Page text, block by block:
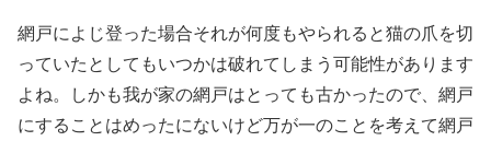
網戸によじ登った場合それが何度もやられると猫の爪を切
っていたとしてもいつかは破れてしまう可能性があります
よね。しかも我が家の網戸はとっても古かったので、網戸
にすることはめったにないけど万が一のことを考えて網戸